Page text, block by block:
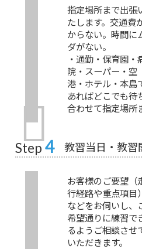
指定場所まで出張
たします。交通費
からない。時間に
ダがない。
・通勤・保育園・
院・スーパー・空
港・ホテル・本島
あればどこでも待
合わせて指定場所
Step 4 教習当日・教習
お客様のご要望（
行経路や重点項目）
などをお伺いし、
希望通りに練習で
るようご相談させ
いただきます。